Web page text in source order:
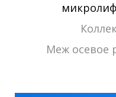
Меж осевое